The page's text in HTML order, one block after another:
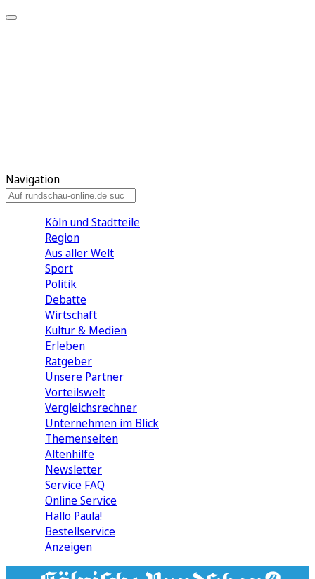
Navigation
Köln und Stadtteile
Region
Aus aller Welt
Sport
Politik
Debatte
Wirtschaft
Kultur & Medien
Erleben
Ratgeber
Unsere Partner
Vorteilswelt
Vergleichsrechner
Unternehmen im Blick
Themenseiten
Altenhilfe
Newsletter
Service FAQ
Online Service
Hallo Paula!
Bestellservice
Anzeigen